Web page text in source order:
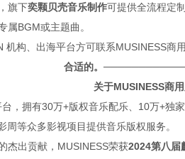
旗下奕颗贝壳音乐制作可提供全流程定
属BGM或主题曲。
机构、出海平台方可联系MUSINESS商
合适的。
关于MUSINESS商
，拥有30万+版权音乐配乐、10万+独
周等众多影视项目提供音乐版权服务。
杰出贡献，MUSINESS荣获2024第八届